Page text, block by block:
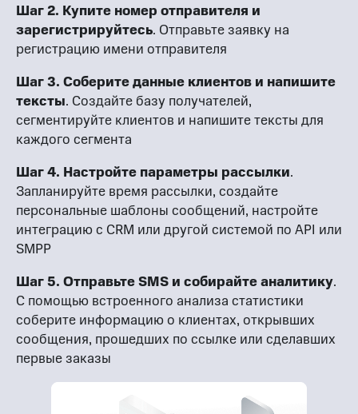
Шаг 2. Купите номер отправителя и
зарегистрируйтесь. Отправьте заявку на
регистрацию имени отправителя
Шаг 3. Соберите данные клиентов и напишите
тексты. Создайте базу получателей,
сегментируйте клиентов и напишите тексты для
каждого сегмента
Шаг 4. Настройте параметры рассылки.
Запланируйте время рассылки, создайте
персональные шаблоны сообщений, настройте
интеграцию с CRM или другой системой по API или
SMPP
Шаг 5. Отправьте SMS и собирайте аналитику.
С помощью встроенного анализа статистики
соберите информацию о клиентах, открывших
сообщения, прошедших по ссылке или сделавших
первые заказы